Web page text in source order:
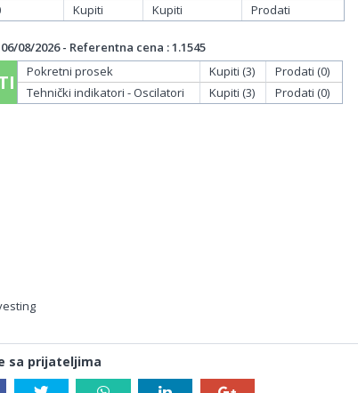
Kupiti Kupiti Prodati
06/08/2026 - Referentna cena : 1.1545
Pokretni prosek Kupiti (3)
Prodati (0)
Tehnički indikatori - Oscilatori
Kupiti (3) Prodati (0)
sa prijateljima